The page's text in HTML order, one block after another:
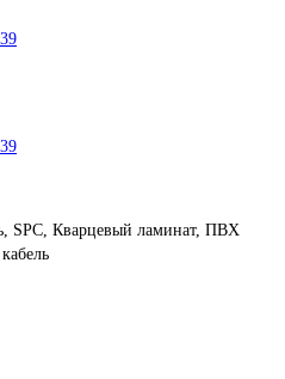
SPC, Кварцевый ламинат, ПВХ